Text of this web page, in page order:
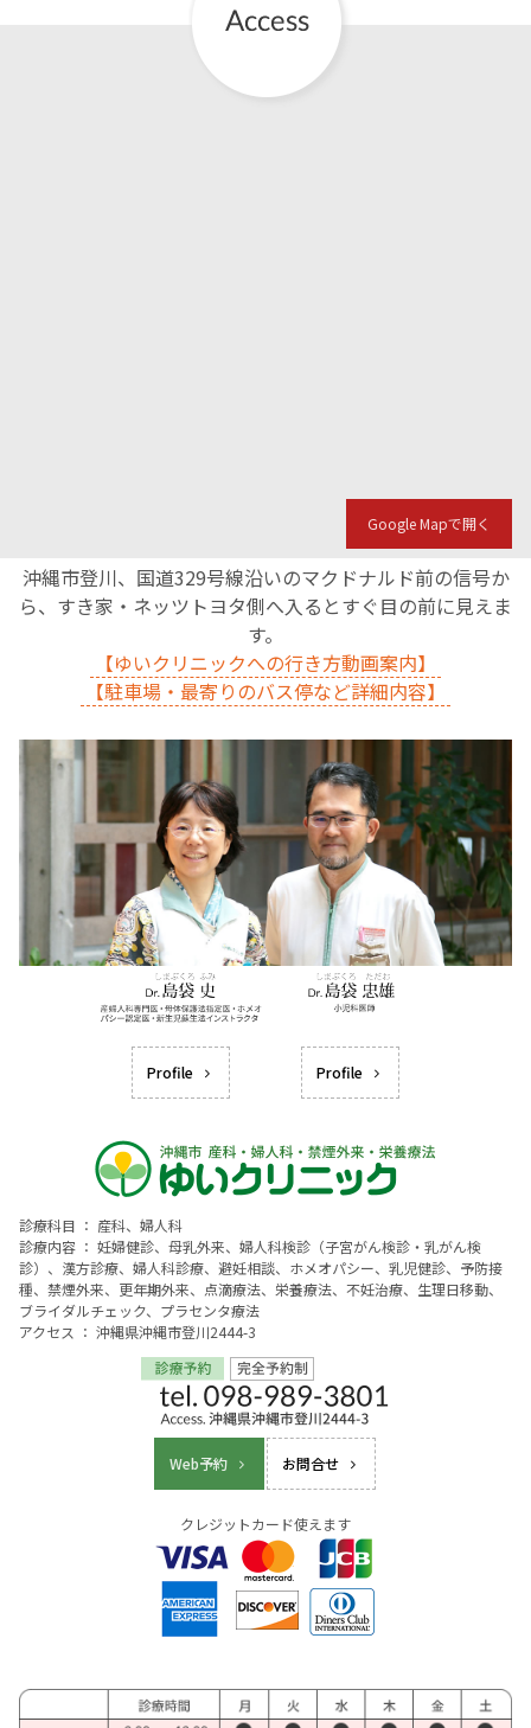
Google Mapで開く
沖縄市登川、国道329号線沿いのマクドナルド前の信号か
ら、すき家・ネッツトヨタ側へ入るとすぐ目の前に見えま
す。
【ゆいクリニックへの行き方動画案内】
【駐車場・最寄りのバス停など詳細内容】
Profile Profile
診療科目 ： 産科、婦人科
診療内容 ： 妊婦健診、母乳外来、婦人科検診（子宮がん検診・乳がん検
診）、漢方診療、婦人科診療、避妊相談、ホメオパシー、乳児健診、予防接
種、禁煙外来、更年期外来、点滴療法、栄養療法、不妊治療、生理日移動、
ブライダルチェック、プラセンタ療法
アクセス ： 沖縄県沖縄市登川2444-3
Web予約 お問合せ
クレジットカード使えます